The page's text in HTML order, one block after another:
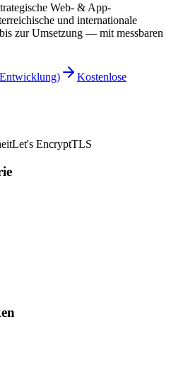
Web- & App-
und internationale
zur Umsetzung — mit messbaren
)
Kostenlose
Let's EncryptTLS